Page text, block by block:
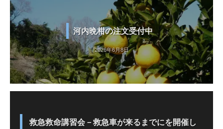
河内晩柑の注文受付中
2026年6月8日
救急救命講習会－救急車が来るまでにを開催し